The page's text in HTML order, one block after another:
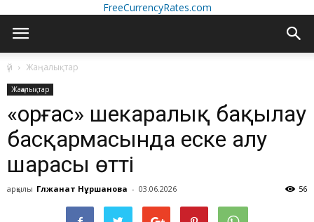
FreeCurrencyRates.com
үй Жаңалықтар
Жаңалықтар
«Қорғас» шекаралық бақылау
басқармасында еске алу
шарасы өтті
арқылы Гүлжанат Нұршанова - 03.06.2026 56